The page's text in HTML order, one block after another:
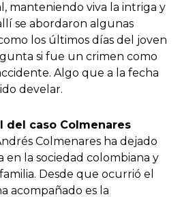
manteniendo viva la intriga y
se abordaron algunas
los últimos días del joven
si fue un crimen como
Algo que a la fecha
develar.
del caso Colmenares
Colmenares ha dejado
la sociedad colombiana y
Desde que ocurrió el
acompañado es la